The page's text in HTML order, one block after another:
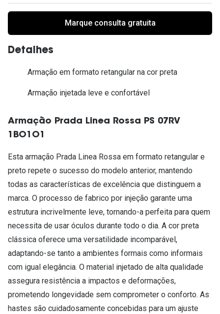
Marque consulta gratuita
Detalhes
Armação em formato retangular na cor preta
Armação injetada leve e confortável
Armação Prada Linea Rossa PS 07RV
1BO1O1
Esta armação Prada Linea Rossa em formato retangular e
preto repete o sucesso do modelo anterior, mantendo
todas as características de excelência que distinguem a
marca. O processo de fabrico por injeção garante uma
estrutura incrivelmente leve, tornando-a perfeita para quem
necessita de usar óculos durante todo o dia. A cor preta
clássica oferece uma versatilidade incomparável,
adaptando-se tanto a ambientes formais como informais
com igual elegância. O material injetado de alta qualidade
assegura resistência a impactos e deformações,
prometendo longevidade sem comprometer o conforto. As
hastes são cuidadosamente concebidas para um ajuste